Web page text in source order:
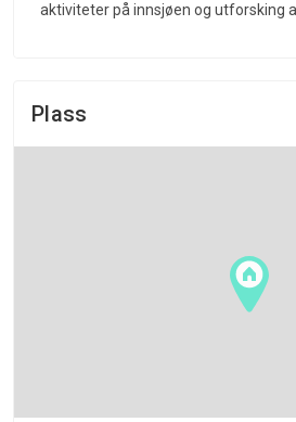
aktiviteter på innsjøen og utforsking
Plass